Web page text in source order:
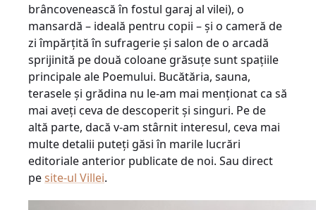
brâncovenească în fostul garaj al vilei), o
mansardă – ideală pentru copii – şi o cameră de
zi împărţită în sufragerie şi salon de o arcadă
sprijinită pe două coloane grăsuţe sunt spaţiile
principale ale Poemului. Bucătăria, sauna,
terasele şi grădina nu le-am mai menţionat ca să
mai aveţi ceva de descoperit şi singuri. Pe de
altă parte, dacă v-am stârnit interesul, ceva mai
multe detalii puteţi găsi în marile lucrări
editoriale anterior publicate de noi. Sau direct
pesite-ul Villei.